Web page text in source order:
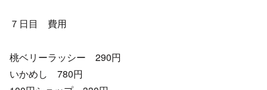
７日目 費用
桃ベリーラッシー 290円
いかめし 780円